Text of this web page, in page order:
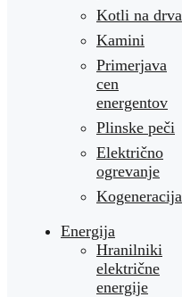
Kotli na drva
Kamini
Primerjava
cen
energentov
Plinske peči
Električno
ogrevanje
Kogeneracija
Energija
Hranilniki
električne
energije